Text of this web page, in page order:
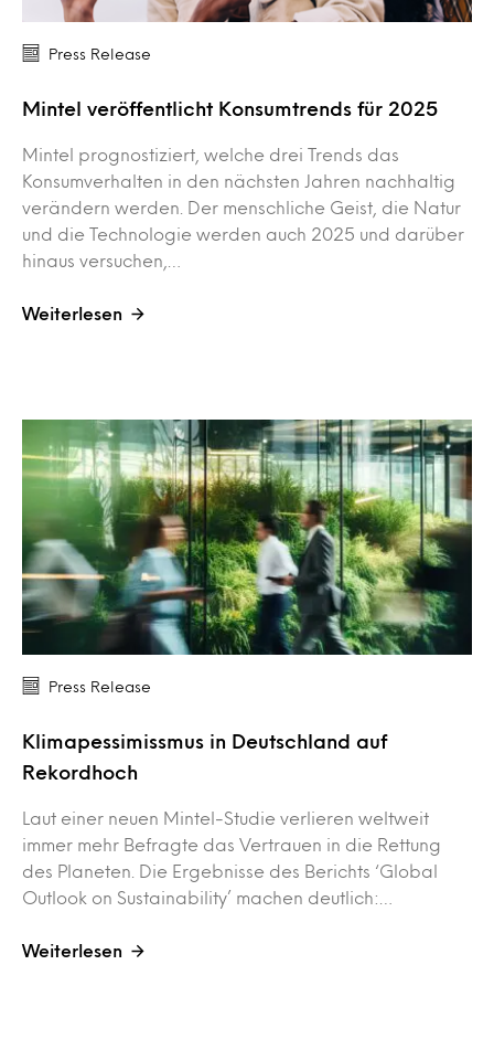
Press Release
Mintel veröffentlicht Konsumtrends für 2025
Mintel prognostiziert, welche drei Trends das
Konsumverhalten in den nächsten Jahren nachhaltig
verändern werden. Der menschliche Geist, die Natur
und die Technologie werden auch 2025 und darüber
hinaus versuchen,…
Weiterlesen
Press Release
Klimapessimissmus in Deutschland auf
Rekordhoch
Laut einer neuen Mintel-Studie verlieren weltweit
immer mehr Befragte das Vertrauen in die Rettung
des Planeten. Die Ergebnisse des Berichts ‘Global
Outlook on Sustainability’ machen deutlich:…
Weiterlesen